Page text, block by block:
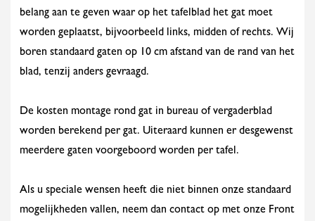
belang aan te geven waar op het tafelblad het gat moet
worden geplaatst, bijvoorbeeld links, midden of rechts. Wij
boren standaard gaten op 10 cm afstand van de rand van het
blad, tenzij anders gevraagd.
De kosten montage rond gat in bureau of vergaderblad
worden berekend per gat. Uiteraard kunnen er desgewenst
meerdere gaten voorgeboord worden per tafel.
Als u speciale wensen heeft die niet binnen onze standaard
mogelijkheden vallen, neem dan contact op met onze Front